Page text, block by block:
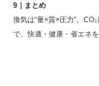
9｜まとめ
換気は“量×質×圧力”。
で、快適・健康・省エネ